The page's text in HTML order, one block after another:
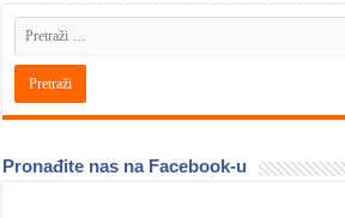
Pronađite nas na Facebook-u